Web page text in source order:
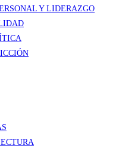
Y LIDERAZGO